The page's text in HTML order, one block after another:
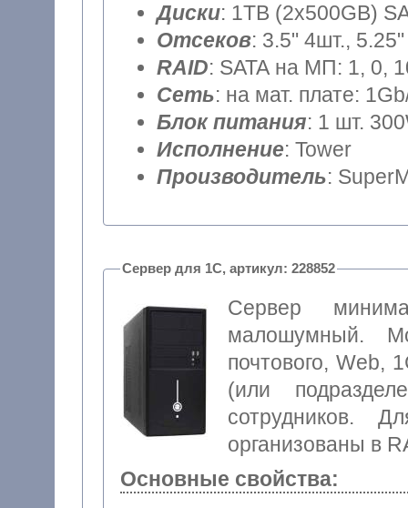
Диски: 1TB (2x500GB)
Отсеков: 3.5" 4шт.,
RAID: SATA на МП: 1, 0,
Сеть: на мат. плате:
Блок питания: 1 шт.
Исполнение: Tower
Производитель:
Сервер для 1С, артикул: 228852
Сервер
малошумный.
почтового, Web,
(или
сотрудников.
организованы в
Основные свойства: